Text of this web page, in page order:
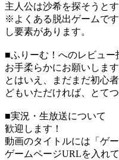
主人公は沙希を探そうと
※よくある脱出ゲームで
し要素があります。
■ふりーむ！へのレビュー
お手柔らかにお願いします
とはいえ、まだまだ初心
どもいただければ、とて
■実況・生放送について
歓迎します！
動画のタイトルには「ゲ
ゲームページURLを入れ